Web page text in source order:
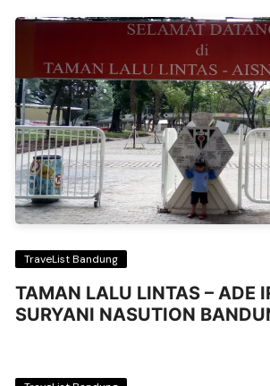
TraveList Bandung
TAMAN LALU LINTAS – ADE
SURYANI NASUTION